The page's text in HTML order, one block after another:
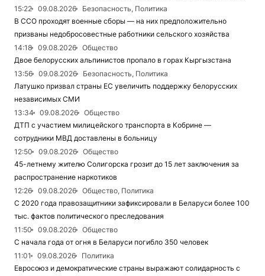
15:22
09.08.2026
Безопасность, Политика
В ССО проходят военные сборы — на них предположительно
призваны недобросовестные работники сельского хозяйства
14:18
09.08.2026
Общество
Двое белорусских альпинистов пропало в горах Кыргызстана
13:56
09.08.2026
Безопасность, Политика
Латушко призвал страны ЕС увеличить поддержку белорусских
независимых СМИ
13:34
09.08.2026
Общество
ДТП с участием милицейского транспорта в Кобрине —
сотрудники МВД доставлены в больницу
12:50
09.08.2026
Общество
45-летнему жителю Солигорска грозит до 15 лет заключения за
распространение наркотиков
12:26
09.08.2026
Общество, Политика
С 2020 года правозащитники зафиксировали в Беларуси более 100
тыс. фактов политического преследования
11:50
09.08.2026
Общество
С начала года от огня в Беларуси погибло 350 человек
11:01
09.08.2026
Политика
Евросоюз и демократические страны выражают солидарность с